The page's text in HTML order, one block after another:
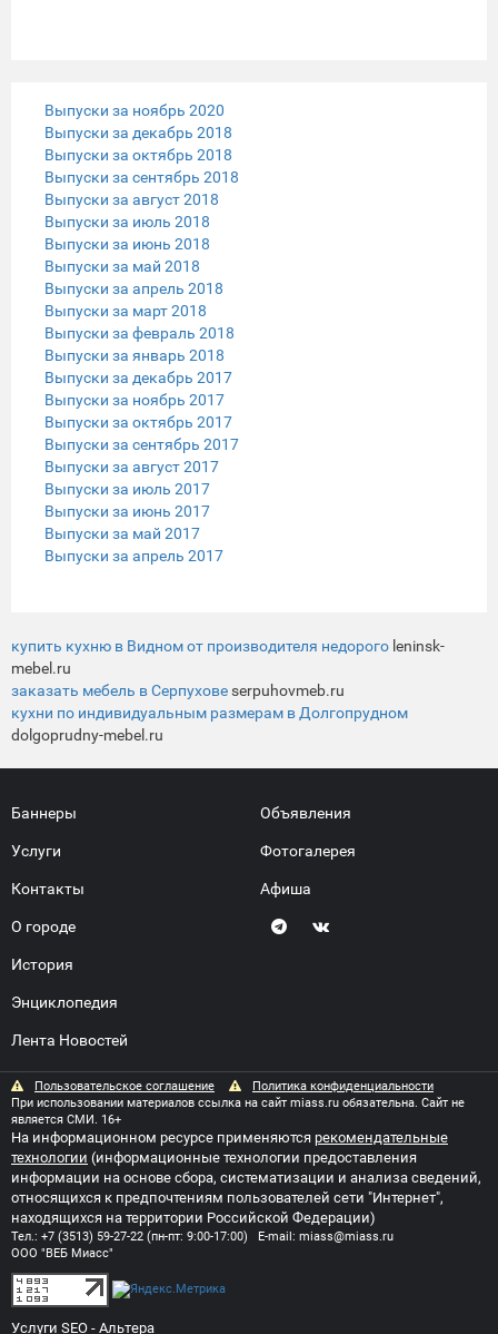
Выпуски за ноябрь 2020
Выпуски за декабрь 2018
Выпуски за октябрь 2018
Выпуски за сентябрь 2018
Выпуски за август 2018
Выпуски за июль 2018
Выпуски за июнь 2018
Выпуски за май 2018
Выпуски за апрель 2018
Выпуски за март 2018
Выпуски за февраль 2018
Выпуски за январь 2018
Выпуски за декабрь 2017
Выпуски за ноябрь 2017
Выпуски за октябрь 2017
Выпуски за сентябрь 2017
Выпуски за август 2017
Выпуски за июль 2017
Выпуски за июнь 2017
Выпуски за май 2017
Выпуски за апрель 2017
купить кухню в Видном от производителя недорого leninsk-
mebel.ru
заказать мебель в Серпуховеserpuhovmeb.ru
кухни по индивидуальным размерам в Долгопрудном
dolgoprudny-mebel.ru
Баннеры
Услуги
Контакты
О городе
История
Энциклопедия
Лента Новостей
Объявления
Фотогалерея
Афиша
Пользовательское соглашение
Политика конфиденциальности
При использовании материалов ссылка на сайт miass.ru обязательна. Сайт не
является СМИ. 16+
На информационном ресурсе применяются рекомендательные
технологии (информационные технологии предоставления
информации на основе сбора, систематизации и анализа сведений,
относящихся к предпочтениям пользователей сети "Интернет",
находящихся на территории Российской Федерации)
Тел.: +7 (3513) 59-27-22 (пн-пт: 9:00-17:00) E-mail: miass@miass.ru
ООО "ВЕБ Миасс"
Услуги SEO - Альтера